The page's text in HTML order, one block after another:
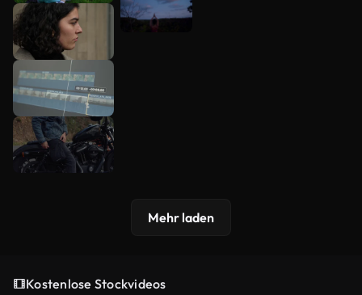
Mehr laden
Kostenlose Stockvideos